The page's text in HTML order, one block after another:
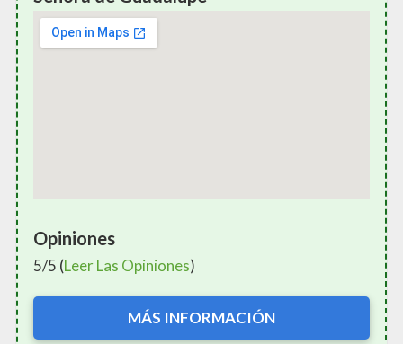
Opiniones
5/5 (Leer Las Opiniones)
MÁS INFORMACIÓN